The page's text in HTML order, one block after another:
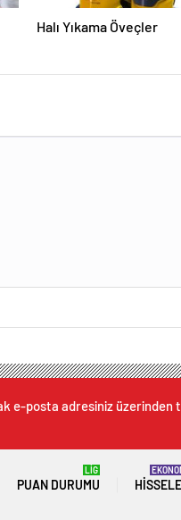
Halı Yıkama Öveçler
e-posta adresiniz üzerinden
PUAN DURUMU
LİG